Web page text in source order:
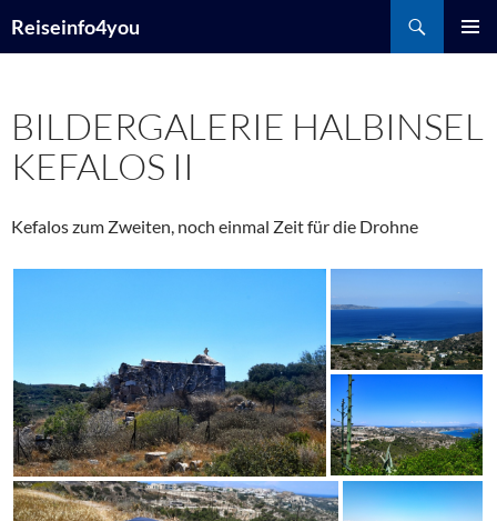
Inhalt
Reiseinfo4you
BILDERGALERIE HALBINSEL
KEFALOS II
Kefalos zum Zweiten, noch einmal Zeit für die Drohne